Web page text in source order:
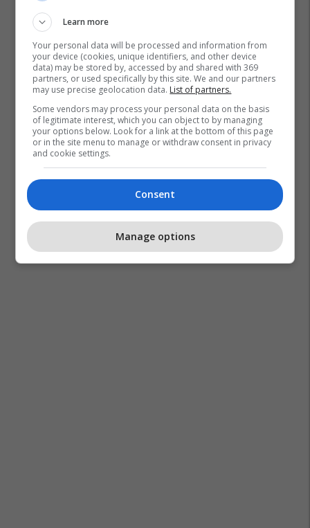
Learn more
Your personal data will be processed and information from
your device (cookies, unique identifiers, and other device
data) may be stored by, accessed by and shared with 369
partners, or used specifically by this site. We and our partners
may use precise geolocation data. List of partners.
Some vendors may process your personal data on the basis
of legitimate interest, which you can object to by managing
your options below. Look for a link at the bottom of this page
or in the site menu to manage or withdraw consent in privacy
and cookie settings.
Consent
Manage options